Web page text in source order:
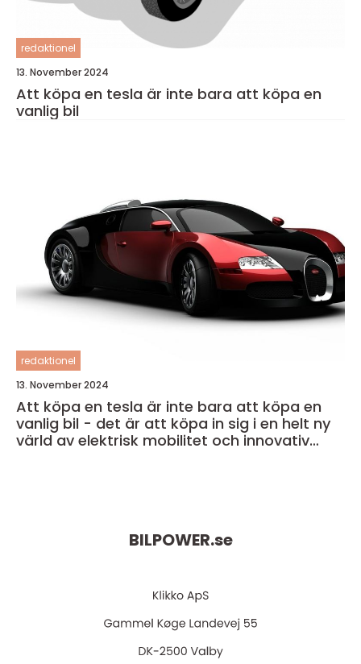
redaktionel
13. November 2024
Att köpa en tesla är inte bara att köpa en
vanlig bil
redaktionel
13. November 2024
Att köpa en tesla är inte bara att köpa en
vanlig bil - det är att köpa in sig i en helt ny
värld av elektrisk mobilitet och innovativ
BILPOWER.se